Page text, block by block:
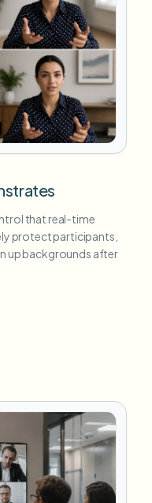
that real-time
protect participants,
up backgrounds after